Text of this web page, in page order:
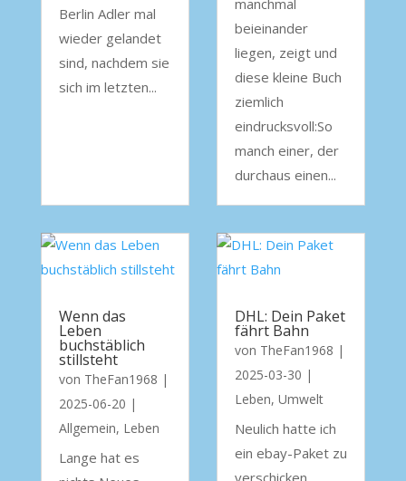
Berlin Adler mal
wieder gelandet
sind, nachdem sie
sich im letzten...
manchmal
beieinander
liegen, zeigt und
diese kleine Buch
ziemlich
eindrucksvoll:So
manch einer, der
durchaus einen...
Wenn das
Leben
buchstäblich
stillsteht
von TheFan1968 |
2025-06-20 |
Allgemein, Leben
Lange hat es
DHL: Dein Paket
fährt Bahn
von TheFan1968 |
2025-03-30 |
Leben, Umwelt
Neulich hatte ich
ein ebay-Paket zu
verschicken.